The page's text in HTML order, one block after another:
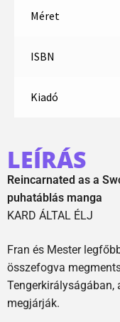
Méret
ISBN
Kiadó
LEÍRÁS
Reincarnated as a
puhatáblás manga
KARD ÁLTAL ÉLJ
Fran és Mester
összefogva
megjárják.